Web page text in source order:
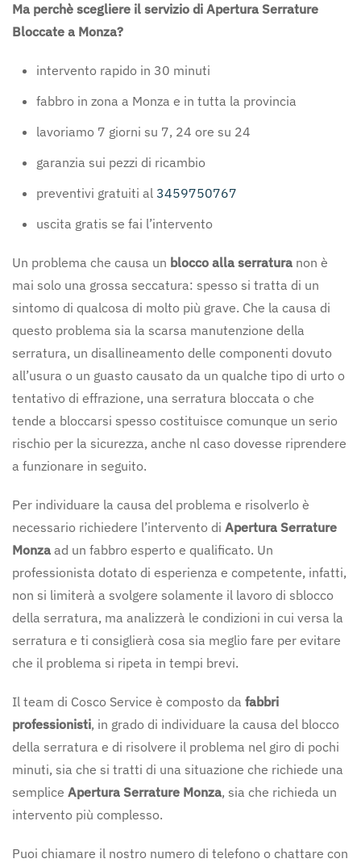
Ma perchè scegliere il servizio di Apertura Serrature
Bloccate a Monza?
intervento rapido in 30 minuti
fabbro in zona a Monza e in tutta la provincia
lavoriamo 7 giorni su 7, 24 ore su 24
garanzia sui pezzi di ricambio
preventivi gratuiti al 3459750767
uscita gratis se fai l’intervento
Un problema che causa un blocco alla serratura non è
mai solo una grossa seccatura: spesso si tratta di un
sintomo di qualcosa di molto più grave. Che la causa di
questo problema sia la scarsa manutenzione della
serratura, un disallineamento delle componenti dovuto
all’usura o un guasto causato da un qualche tipo di urto o
tentativo di effrazione, una serratura bloccata o che
tende a bloccarsi spesso costituisce comunque un serio
rischio per la sicurezza, anche nl caso dovesse riprendere
a funzionare in seguito.
Per individuare la causa del problema e risolverlo è
necessario richiedere l’intervento di Apertura Serrature
Monza ad un fabbro esperto e qualificato. Un
professionista dotato di esperienza e competente, infatti,
non si limiterà a svolgere solamente il lavoro di sblocco
della serratura, ma analizzerà le condizioni in cui versa la
serratura e ti consiglierà cosa sia meglio fare per evitare
che il problema si ripeta in tempi brevi.
Il team di Cosco Service è composto da fabbri
professionisti, in grado di individuare la causa del blocco
della serratura e di risolvere il problema nel giro di pochi
minuti, sia che si tratti di una situazione che richiede una
semplice Apertura Serrature Monza, sia che richieda un
intervento più complesso.
Puoi chiamare il nostro numero di telefono o chattare con